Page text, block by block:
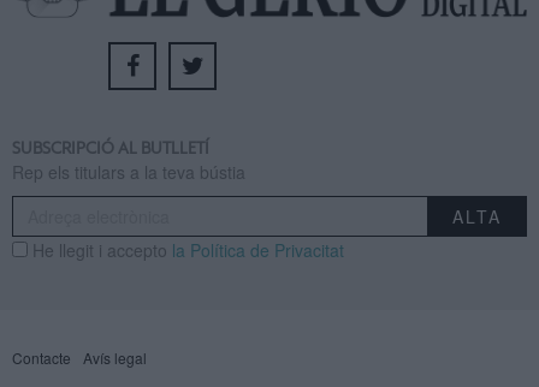
SUBSCRIPCIÓ AL BUTLLETÍ
Rep els titulars a la teva bústia
He llegit i accepto la Política de Privacitat
Contacte Avís legal